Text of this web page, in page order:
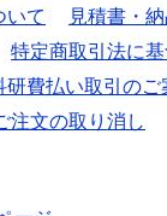
いて
見積書・
特定商取引法に
研費払い取引のご
注文の取り消し